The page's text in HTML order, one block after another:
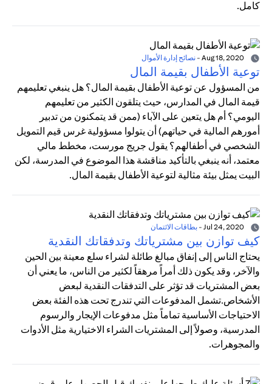
كامل.
- نصائح إدارة الأموال
توعية الأطفال بقيمة المال
من المسؤول عن توعية الأطفال بقيمة المال؟ هل ينبغي تعليمهم
قيمة المال في المدارس، حيث يتلقون الكثير من تعليمهم
اليومي؟ أم هل يتعين على الآباء (ممن قد يتمكنون من تدبير
أمورهم المالية في حياتهم) أن يتولوا مسؤولية غرس قيم التمويل
الشخصي في أطفالهم؟ يقول جريج مورست، مخطط مالي
معتمد، أنه ينبغي بالتأكيد مناقشة هذا الموضوع في المدرسة، لكن
البيت يمثل بيئة مثالية لتوعية الأطفال بقيمة المال.
- بطاقات الائتمان
كيف توازن بين مشترياتك وتدفقاتك النقدية
يحتاج الناس إلى إنفاق مبالغ طائلة لشراء سلع معينة بين الحين
والآخر، وقد يكون ذلك أمراً مرهقاً لكثير من الناس، ما يعني أن
بعض المشتريات قد تؤثر على التدفقات النقدية لبعض
الأشخاص.تشمل المدفوعات التي تندرج تحت هذه الفئة بعض
الاحتياجات الأساسية تماماً مثل مدفوعات الإيجار والرسوم
المدرسية، وصولاً إلى المشتريات الشراء الاختيارية مثل الأدوات
والمجوهرات.